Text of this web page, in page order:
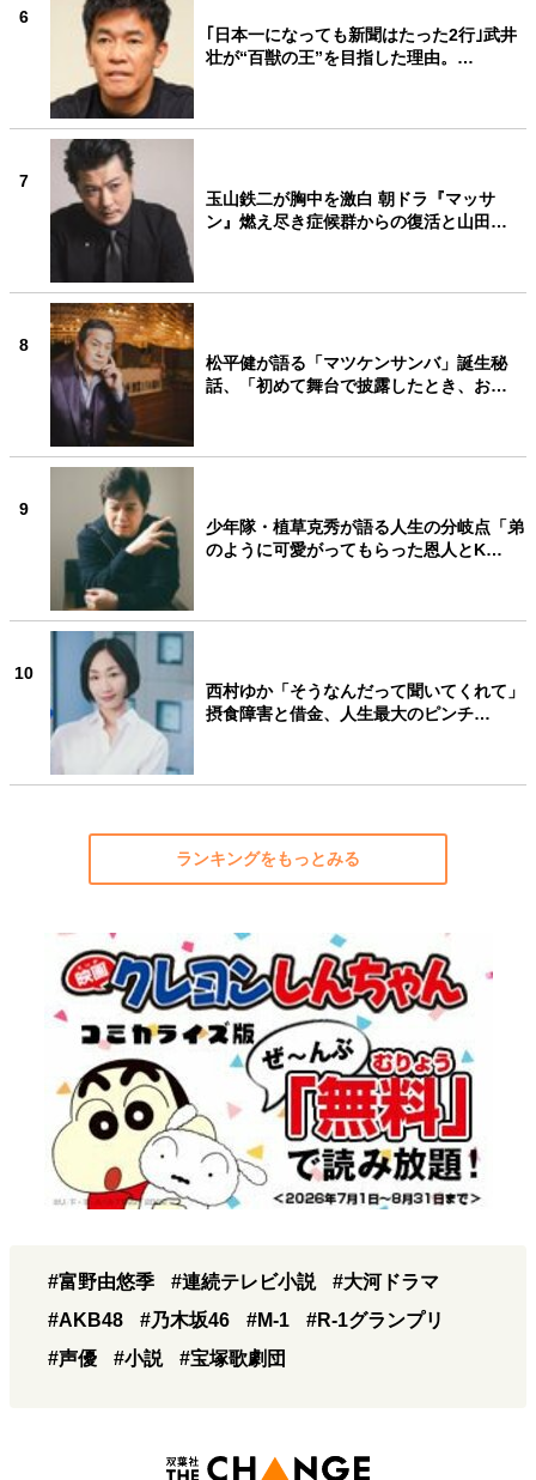
6
｢日本一になっても新聞はたった2行｣武井
壮が“百獣の王”を目指した理由。…
7
玉山鉄二が胸中を激白 朝ドラ『マッサ
ン』燃え尽き症候群からの復活と山田…
8
松平健が語る「マツケンサンバ」誕生秘
話、「初めて舞台で披露したとき、お…
9
少年隊・植草克秀が語る人生の分岐点「弟
のように可愛がってもらった恩人とK…
10
西村ゆか「そうなんだって聞いてくれて」
摂食障害と借金、人生最大のピンチ…
ランキングをもっとみる
#富野由悠季 #連続テレビ小説
#大河ドラマ
#AKB48
#乃木坂46 #M-1
#R-1グランプリ
#声優
#小説 #宝塚歌劇団